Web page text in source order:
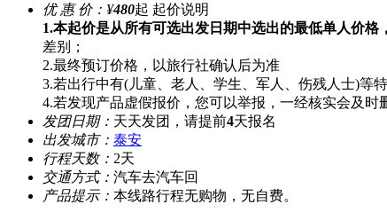
优 惠 价： ¥480起 起价说明
1.本起价是从所有可选出发日期中选出的最低单人价格，
差别；
2.最终预订价格，以旅行社确认后为准
3.若出行中有(儿童、老人、学生、军人、伤残人士)等
4.若发现产品虚假报价，您可以举报，一经核实会及时
发团日期： 天天发团，请提前4天报名
出发城市： 泰安
行程天数： 2天
交通方式： 汽车去汽车回
产品提示： 本线路行程无购物，无自费。